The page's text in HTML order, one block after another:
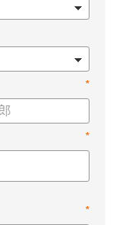
べき指針の参考と
*
*
*